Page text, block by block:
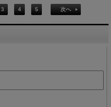
3 4 5 次へ